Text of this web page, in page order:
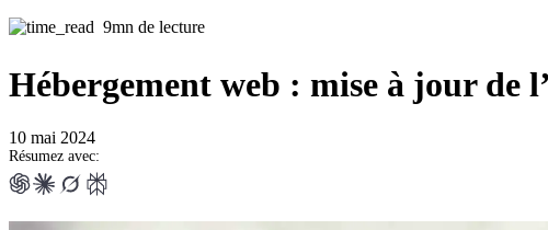
9mn de lecture
Hébergement web : mise à jour de
10 mai 2024
Résumez avec: